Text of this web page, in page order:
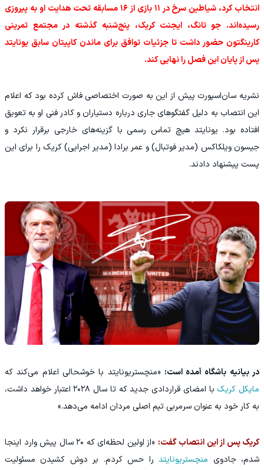
انتخاب کرد، شیاطین سرخ در ۱۱ بازی از ۱۶ مسابقه تحت هدایت او به پیروزی
رسیده‌اند. جو تانگ، ایجنت کریک، پنج‌شنبه گذشته در مجتمع تمرینی
کارینگتون حضور داشت تا جزئیات توافق برای ماندن کاپیتان سابق یونایتد
پس از پایان این فصل را نهایی کند.
نشریه سان‌اسپورت پیش از این به صورت اختصاصی فاش کرده بود که اعلام
این انتصاب به دلیل گفتگوهای جاری درباره دستیاران و کادر فنی او به تعویق
افتاده بود. یونایتد هیچ تماس رسمی با گزینه‌های خارجی برقرار نکرد و
جیسون ویلکاکس (مدیر فوتبال) و عمر برادا (مدیر اجرایی) کریک را برای این
پست پیشنهاد دادند.
در بیانیه باشگاه آمده است: «منچستریونایتد با خوشحالی اعلام می‌کند که
مایکل کریک
با امضای قراردادی جدید که تا سال ۲۰۲۸ اعتبار خواهد داشت،
به کار خود به عنوان سرمربی تیم اصلی مردان ادامه می‌دهد.»
کریک پس از این انتصاب گفت:
«از اولین لحظه‌ای که ۲۰ سال پیش وارد اینجا
شدم، جادوی منچستریونایتدرا حس کردم. بر دوش کشیدن مسئولیت